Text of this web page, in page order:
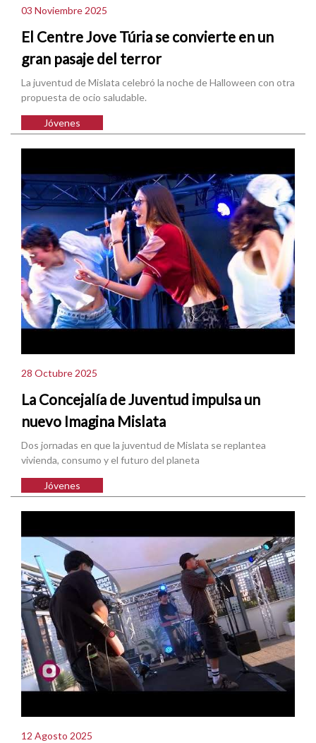
03 Noviembre 2025
El Centre Jove Túria se convierte en un
gran pasaje del terror
La juventud de Mislata celebró la noche de Halloween con otra
propuesta de ocio saludable.
Jóvenes
28 Octubre 2025
La Concejalía de Juventud impulsa un
nuevo Imagina Mislata
Dos jornadas en que la juventud de Mislata se replantea
vivienda, consumo y el futuro del planeta
Jóvenes
12 Agosto 2025